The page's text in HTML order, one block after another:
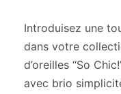
Introduisez une
dans votre
d’oreilles “So
avec brio